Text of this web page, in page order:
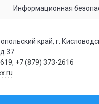
Информационная
край, г.
, +7 (879) 373-2616